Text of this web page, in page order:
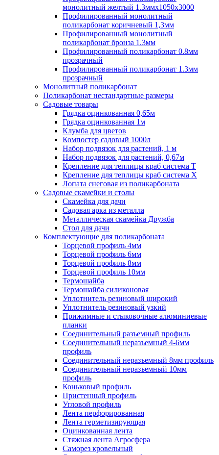
монолитный желтый 1.3ммх1050х3000
Профилированный монолитный
поликарбонат коричневый 1,3мм
Профилированный монолитный
поликарбонат бронза 1.3мм
Профилированный поликарбонат 0.8мм
прозрачный
Профилированный поликарбонат 1.3мм
прозрачный
Монолитный поликарбонат
Поликарбонат нестандартные размеры
Садовые товары
Грядка оцинкованная 0,65м
Грядка оцинкованная 1м
Клумба для цветов
Компостер садовый 1000л
Набор подвязок для растений, 1 м
Набор подвязок для растений, 0,67м
Крепление для теплицы краб система Т
Крепление для теплицы краб система Х
Лопата снеговая из поликарбоната
Садовые скамейки и столы
Скамейка для дачи
Садовая арка из металла
Металлическая скамейка Дружба
Стол для дачи
Комплектующие для поликарбоната
Торцевой профиль 4мм
Торцевой профиль 6мм
Торцевой профиль 8мм
Торцевой профиль 10мм
Термошайба
Термошайба силиконовая
Уплотнитель резиновый широкий
Уплотнитель резиновый узкий
Прижимные и стыковочные алюминиевые
планки
Соединительный разъемный профиль
Соединительный неразъемный 4-6мм
профиль
Соединительный неразъемный 8мм профиль
Соединительный неразъемный 10мм
профиль
Коньковый профиль
Пристенный профиль
Угловой профиль
Лента перфорированная
Лента герметизирующая
Оцинкованная лента
Стяжная лента Агросфера
Саморез кровельный